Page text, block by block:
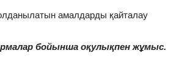
амалдарды қайталау
бойынша оқулықпен жұмыс.